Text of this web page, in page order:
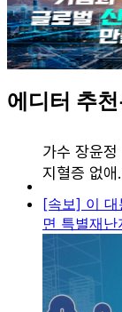
에디터 추
[속보] 이 대
면 특별재난